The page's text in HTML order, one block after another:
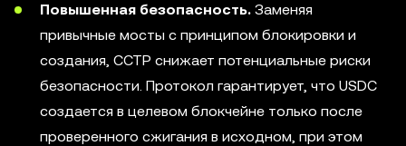
Повышенная безопасность. Заменяя
привычные мосты с принципом блокировки и
создания, CCTP снижает потенциальные риски
безопасности. Протокол гарантирует, что USDC
создается в целевом блокчейне только после
проверенного сжигания в исходном, при этом